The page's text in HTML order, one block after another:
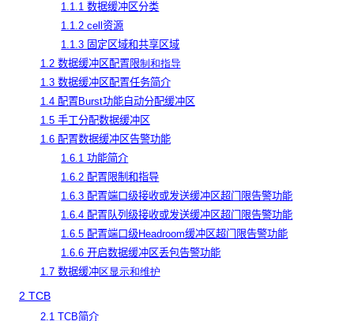
1.1.1 数据缓冲区分类
1.1.2 cell资源
1.1.3 固定区域和共享区域
1.2 数据缓冲区配置限制和指导
1.3 数据缓冲区配置任务简介
1.4 配置Burst功能自动分配缓冲区
1.5 手工分配数据缓冲区
1.6 配置数据缓冲区告警功能
1.6.1 功能简介
1.6.2 配置限制和指导
1.6.3 配置端口级接收或发送缓冲区超门限告警功能
1.6.4 配置队列级接收或发送缓冲区超门限告警功能
1.6.5 配置端口级Headroom缓冲区超门限告警功能
1.6.6 开启数据缓冲区丢包告警功能
1.7 数据缓冲区显示和维护
2 TCB
2.1 TCB简介